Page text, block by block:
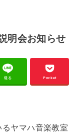
明会お知らせ
送る Pocket
ヤマハ音楽教室